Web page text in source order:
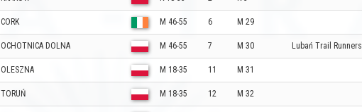
CORK M 46-55 6 M 29
OCHOTNICA DOLNA M 46-55 7 M 30 Lubań Trail Runners
OLESZNA M 18-35 11 M 31
TORUŃ M 18-35 12 M 32